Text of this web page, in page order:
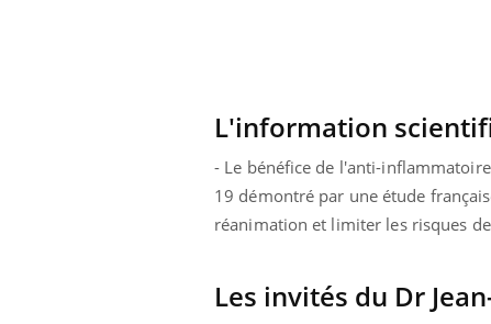
L'information
- Le bénéfice de l'anti-
19 démontré par une étude
réanimation et limiter les risques
Les invités du Dr